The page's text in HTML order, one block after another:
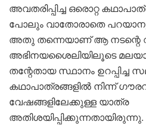
അവതരിപ്പിച്ച ഒരൊറ്റ
പോലും വാതോരാതെ
അതു തന്നെയാണ് ആ നടന്റെ
അഭിനയശൈലിയിലൂടെ
തന്റേതായ സ്ഥാനം ഉറപ്പിച്ച
കഥാപാത്രങ്ങളിൽ നിന്ന്
വേഷങ്ങളിലേക്കുള്ള യാത്ര
അതിശയിപ്പിക്കുന്നതായിരുന്നു.